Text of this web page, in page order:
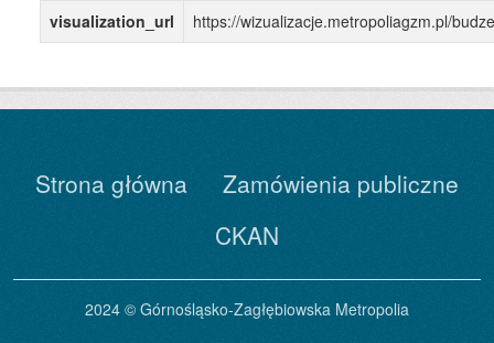
visualization_url
https://wizualizacje.metropoliagzm.pl/
Strona główna
Zamówienia publiczne
CKAN
2024 © Górnośląsko-Zagłębiowska Metropolia